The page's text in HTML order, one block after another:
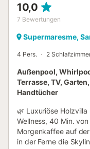
10,0
7 Bewertungen
Supermaresme,
4 Pers. 2
Außenpool,
Terrasse, TV,
Handtücher
🌿 Luxuriöse
Wellness, 40 Min.
Morgenkaffee auf
in der Ferne die